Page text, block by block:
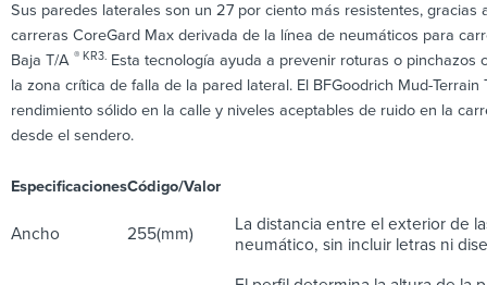
Sus paredes laterales son un 27 por ciento más resistentes, gracias
carreras CoreGard Max derivada de la línea de neumáticos para
Baja T/A ® KR3. Esta tecnología ayuda a prevenir roturas o pinchazos
la zona crítica de falla de la pared lateral. El BFGoodrich Mud-
rendimiento sólido en la calle y niveles aceptables de ruido en la
desde el sendero.
EspecificacionesCódigo/Valor
Ancho 255(mm)
La distancia entre el exterior de
neumático, sin incluir letras ni